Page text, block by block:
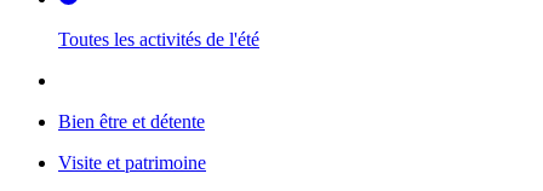
Toutes les activités de l'été
Bien être et détente
Visite et patrimoine